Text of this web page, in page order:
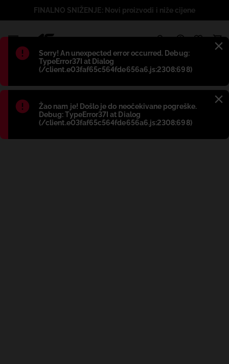
Błąd:
Sorry! An unexpected error occurred. Debug:
TypeError37I at Dialog
(/client.e03faf65c564fde656a6.js:2308:698)
Błąd:
Žao nam je! Došlo je do neočekivane pogreške.
Debug: TypeError37I at Dialog
(/client.e03faf65c564fde656a6.js:2308:698)
FINALNO SNIŽENJE: Novi proizvodi i niže cijene